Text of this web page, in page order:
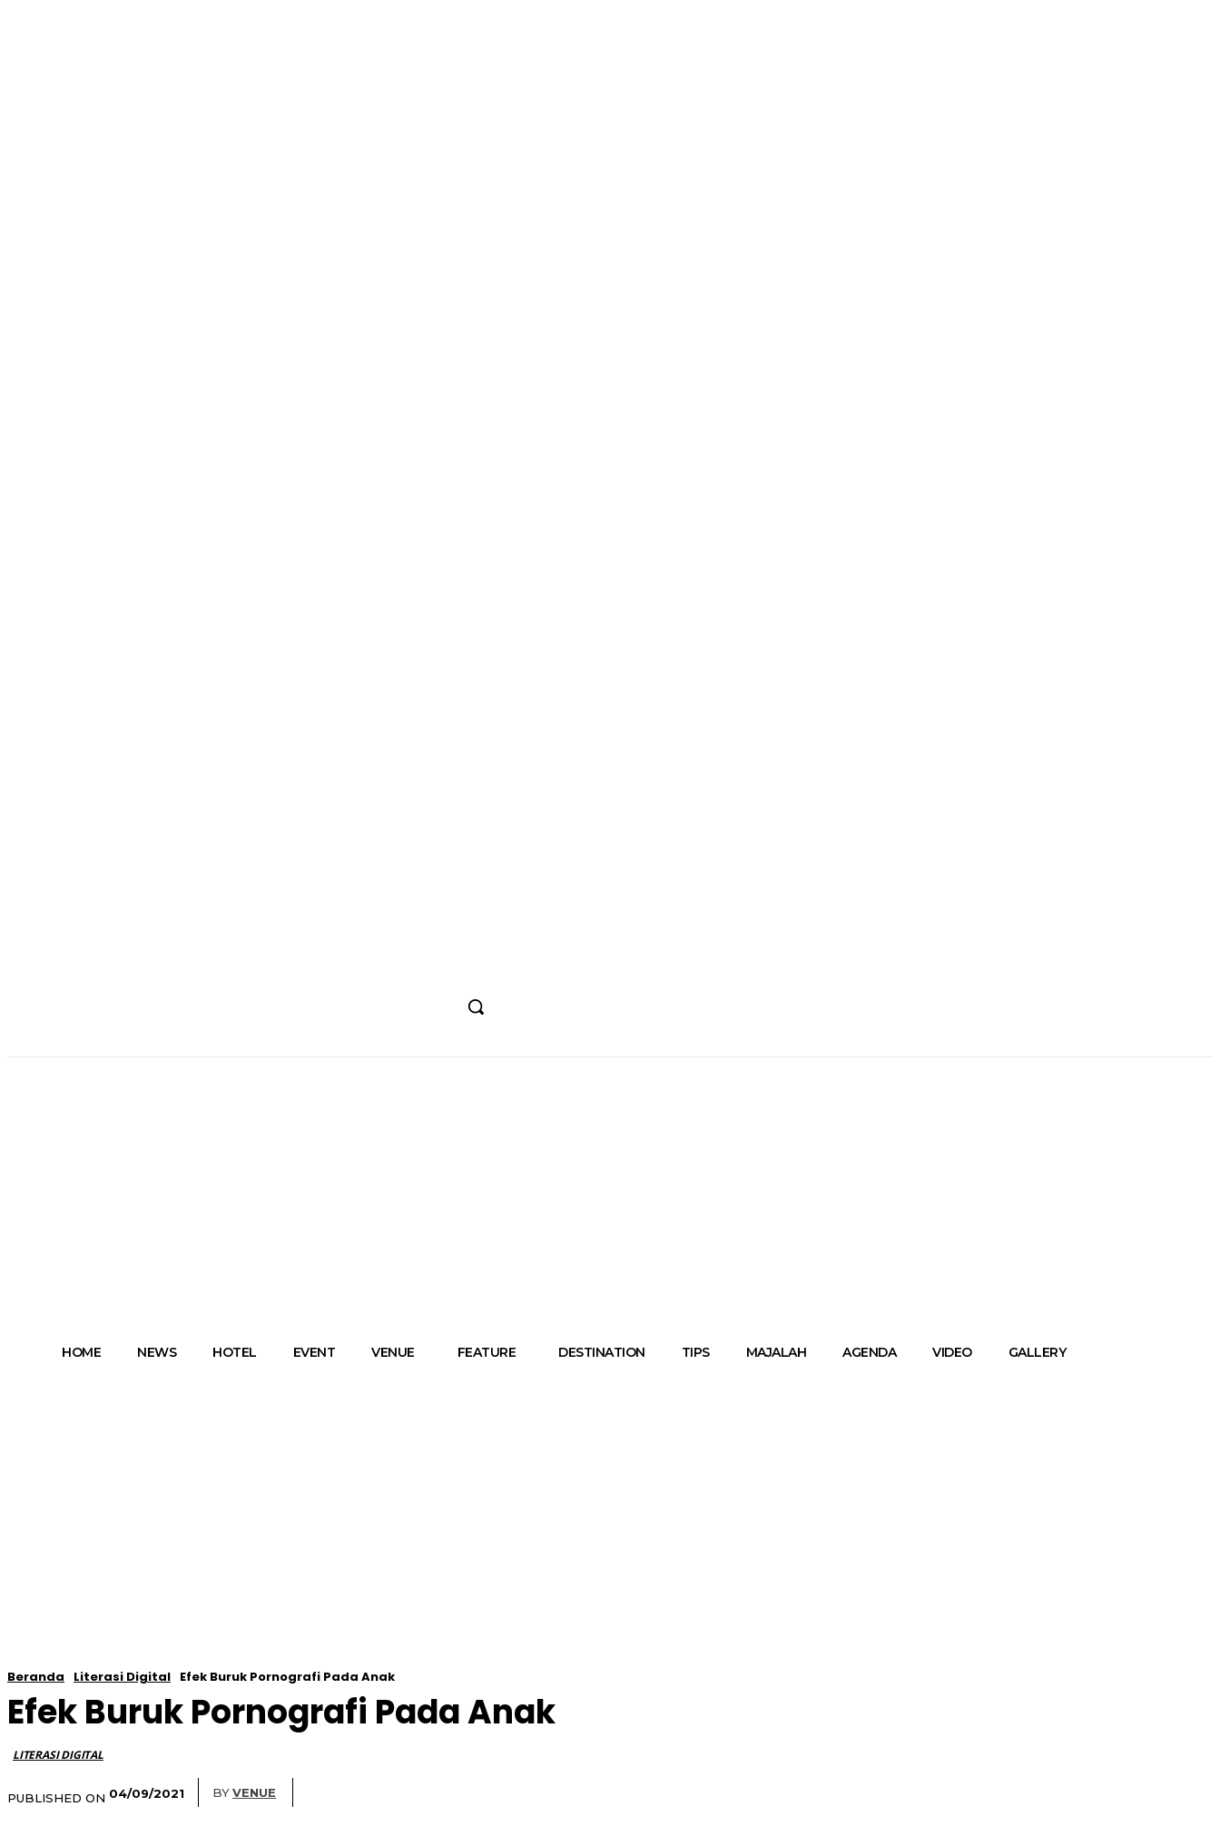
HOME NEWS HOTEL EVENT VENUE FEATURE DESTINATION TIPS MAJALAH AGENDA VIDEO GALLERY
Beranda Literasi Digital Efek Buruk Pornografi Pada Anak
Efek Buruk Pornografi Pada Anak
LITERASI DIGITAL
PUBLISHED ON 04/09/2021 BYVENUE